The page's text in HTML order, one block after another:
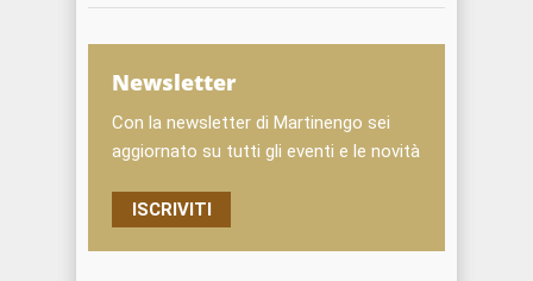
Newsletter
Con la newsletter di Martinengo sei
aggiornato su tutti gli eventi e le novità
ISCRIVITI